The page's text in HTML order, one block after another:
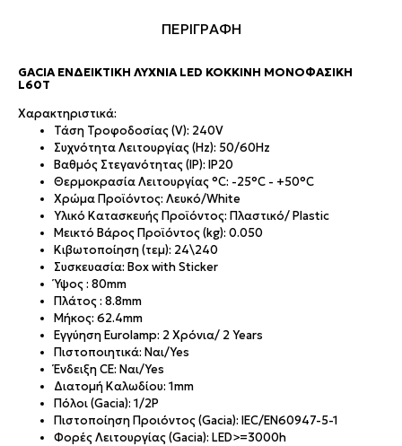
ΠΕΡΙΓΡΑΦΗ
GACIA ΕΝΔΕΙΚΤΙΚΉ ΛΥΧΝΊΑ LED ΚΌΚΚΙΝΗ ΜΟΝΟΦΑΣΙΚΉ
L60T
Χαρακτηριστικά:
Τάση Τροφοδοσίας (V): 240V
Συχνότητα Λειτουργίας (Hz): 50/60Hz
Βαθμός Στεγανότητας (IP): IP20
Θερμοκρασία Λειτουργίας °C: -25°C - +50°C
Χρώμα Προϊόντος: Λευκό/White
Υλικό Κατασκευής Προϊόντος: Πλαστικό/ Plastic
Μεικτό Βάρος Προϊόντος (kg): 0.050
Κιβωτοποίηση (τεμ): 24\240
Συσκευασία: Box with Sticker
Ύψος : 80mm
Πλάτος : 8.8mm
Μήκος: 62.4mm
Εγγύηση Eurolamp: 2 Χρόνια/ 2 Years
Πιστοποιητικά: Ναι/Yes
Ένδειξη CE: Ναι/Yes
Διατομή Καλωδίου: 1mm
Πόλοι (Gacia): 1/2P
Πιστοποίηση Προιόντος (Gacia): IEC/EN60947-5-1
Φορές Λειτουργίας (Gacia): LED>=3000h